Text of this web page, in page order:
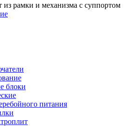
из рамки и механизма с суппортом
блоки
питания